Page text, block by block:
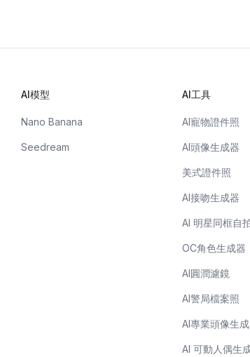
AI模型
Nano Banana
Seedream
AI工具
AI寵物證件照
AI頭像生成器
美式證件照
AI接吻生成器
AI 明星同框自
OC角色生成器
AI圓潤濾鏡
AI警局檔案照
AI專業頭像生
AI 可動人偶生